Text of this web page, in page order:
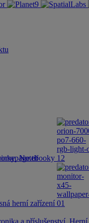
Notebooky
herní zařízení
a příslušenství Herní